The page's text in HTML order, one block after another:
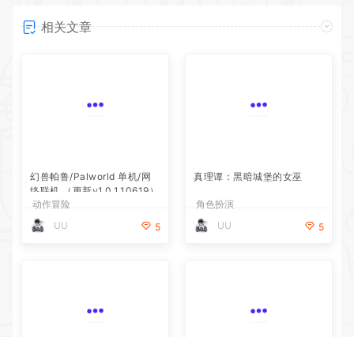
相关文章
幻兽帕鲁/Palworld 单机/网
络联机 （更新v1.0.1.10619）
动作冒险
UU
5
真理谭：黑暗城堡的女巫
角色扮演
UU
5